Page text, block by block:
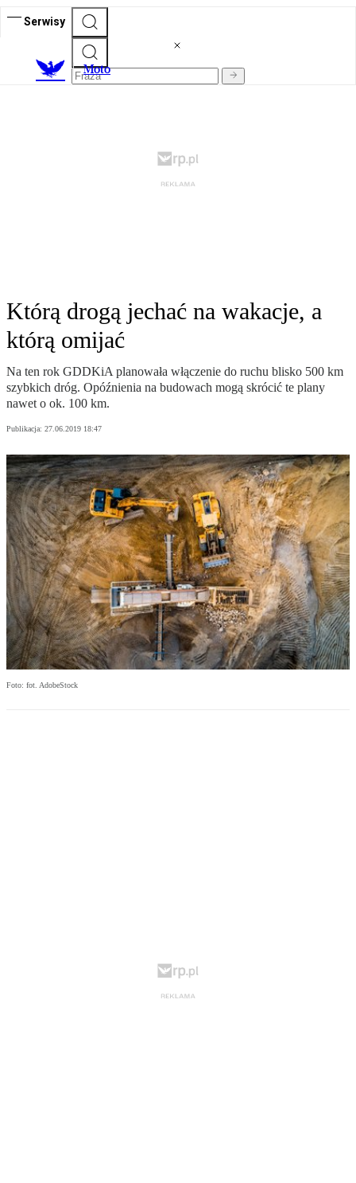
Serwisy
Moto
Którą drogą jechać na wakacje, a
którą omijać
Na ten rok GDDKiA planowała włączenie do ruchu blisko 500 km
szybkich dróg. Opóźnienia na budowach mogą skrócić te plany
nawet o ok. 100 km.
Publikacja: 27.06.2019 18:47
Foto: fot. AdobeStock